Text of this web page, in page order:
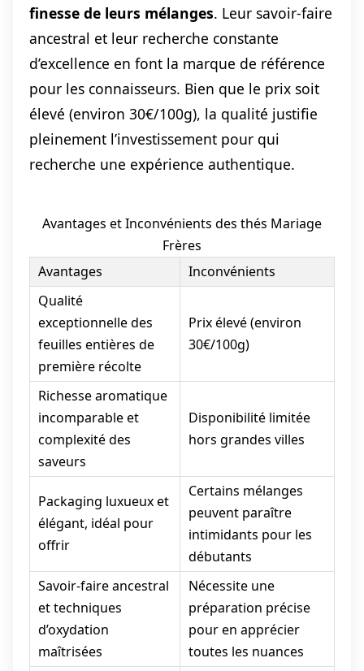
finesse de leurs mélanges. Leur savoir-faire
ancestral et leur recherche constante
d’excellence en font la marque de référence
pour les connaisseurs. Bien que le prix soit
élevé (environ 30€/100g), la qualité justifie
pleinement l’investissement pour qui
recherche une expérience authentique.
Avantages et Inconvénients des thés Mariage
Frères
Avantages
Inconvénients
Qualité
exceptionnelle des
feuilles entières de
première récolte
Prix élevé (environ
30€/100g)
Richesse aromatique
incomparable et
complexité des
saveurs
Disponibilité limitée
hors grandes villes
Packaging luxueux et
élégant, idéal pour
offrir
Certains mélanges
peuvent paraître
intimidants pour les
débutants
Savoir-faire ancestral
et techniques
d’oxydation
maîtrisées
Nécessite une
préparation précise
pour en apprécier
toutes les nuances